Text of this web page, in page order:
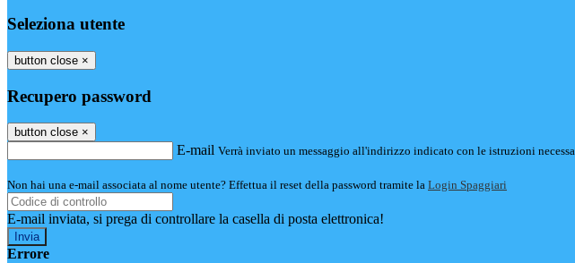
Seleziona utente
button close ×
Recupero password
button close ×
E-mail Verrà inviato un messaggio all'indirizzo indicato con le istruzioni
Non hai una e-mail associata al nome utente? Effettua il reset della password tramite la Login Spaggiari
E-mail inviata, si prega di controllare la casella di posta elettronica!
Errore